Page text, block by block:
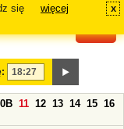
się
więcej x
11 12 13 14 15 16